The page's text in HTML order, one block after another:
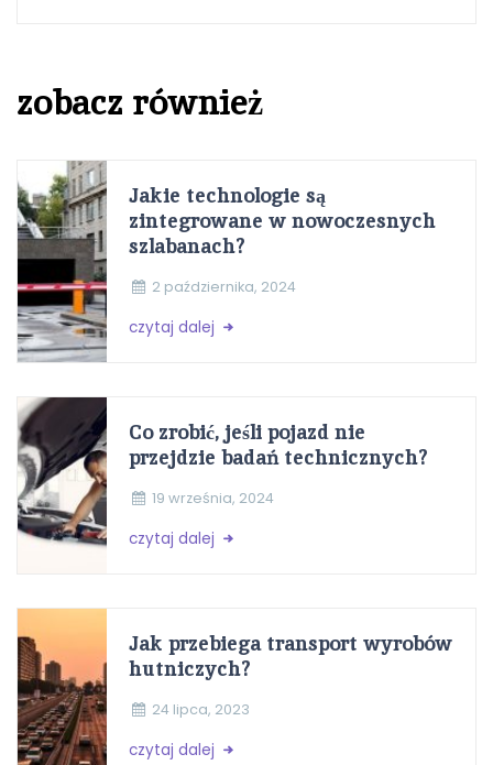
zobacz również
Jakie technologie są
zintegrowane w nowoczesnych
szlabanach?
2 października, 2024
czytaj dalej
Co zrobić, jeśli pojazd nie
przejdzie badań technicznych?
19 września, 2024
czytaj dalej
Jak przebiega transport wyrobów
hutniczych?
24 lipca, 2023
czytaj dalej